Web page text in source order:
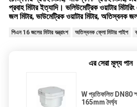
প্রবাহ মিটার ইত্যাদি। ভলিউমেট্রিক ওয়াটার মিটারিং
জল মিটার, ভাউমেট্রিক ওয়াটার মিটার, অতিস্বনক
পিএন 16 জলের মিটার যন্ত্রাংশ অতিস্বনক ফ্লো মিটার পাইপ
এর সেরা মূল্য পান
W প্রতিফলিত DN80
165mm দৈর্ঘ্য